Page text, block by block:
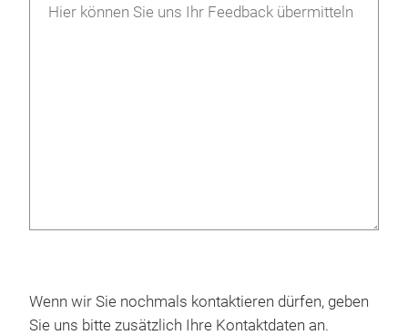
Wenn wir Sie nochmals kontaktieren dürfen, geben
Sie uns bitte zusätzlich Ihre Kontaktdaten an.